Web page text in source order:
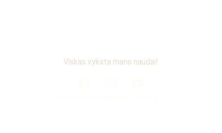
Viskas vyksta mano naudai!